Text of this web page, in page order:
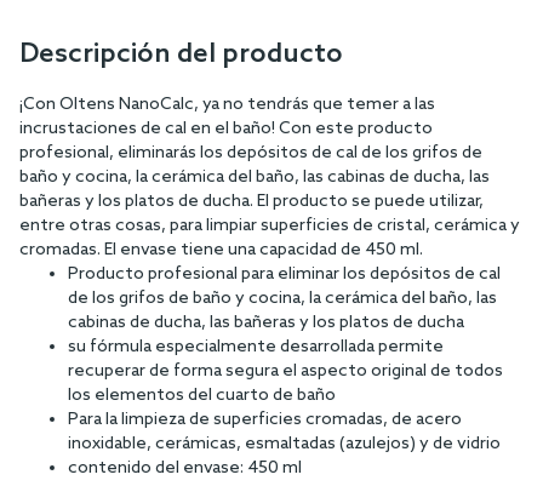
Descripción del producto
¡Con Oltens NanoCalc, ya no tendrás que temer a las
incrustaciones de cal en el baño! Con este producto
profesional, eliminarás los depósitos de cal de los grifos de
baño y cocina, la cerámica del baño, las cabinas de ducha, las
bañeras y los platos de ducha. El producto se puede utilizar,
entre otras cosas, para limpiar superficies de cristal, cerámica y
cromadas. El envase tiene una capacidad de 450 ml.
Producto profesional para eliminar los depósitos de cal
de los grifos de baño y cocina, la cerámica del baño, las
cabinas de ducha, las bañeras y los platos de ducha
su fórmula especialmente desarrollada permite
recuperar de forma segura el aspecto original de todos
los elementos del cuarto de baño
Para la limpieza de superficies cromadas, de acero
inoxidable, cerámicas, esmaltadas (azulejos) y de vidrio
contenido del envase: 450 ml